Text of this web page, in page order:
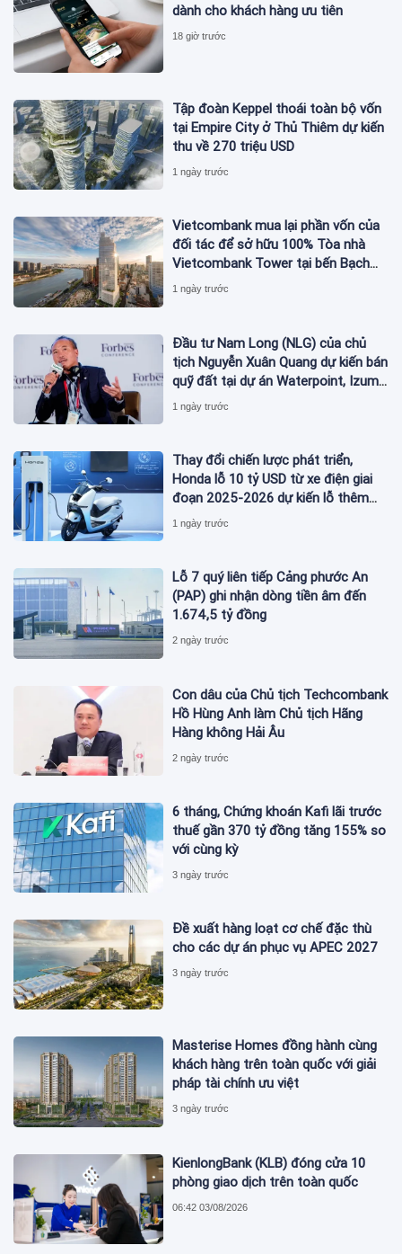
dành cho khách hàng ưu tiên
18 giờ trước
Tập đoàn Keppel thoái toàn bộ vốn
tại Empire City ở Thủ Thiêm dự kiến
thu về 270 triệu USD
1 ngày trước
Vietcombank mua lại phần vốn của
đối tác để sở hữu 100% Tòa nhà
Vietcombank Tower tại bến Bạch
Đằng
1 ngày trước
Đầu tư Nam Long (NLG) của chủ
tịch Nguyễn Xuân Quang dự kiến bán
quỹ đất tại dự án Waterpoint, Izumi
City
1 ngày trước
Thay đổi chiến lược phát triển,
Honda lỗ 10 tỷ USD từ xe điện giai
đoạn 2025-2026 dự kiến lỗ thêm
3,3 tỷ USD giai đoạn 2026-2027
1 ngày trước
Lỗ 7 quý liên tiếp Cảng phước An
(PAP) ghi nhận dòng tiền âm đến
1.674,5 tỷ đồng
2 ngày trước
Con dâu của Chủ tịch Techcombank
Hồ Hùng Anh làm Chủ tịch Hãng
Hàng không Hải Âu
2 ngày trước
6 tháng, Chứng khoán Kafi lãi trước
thuế gần 370 tỷ đồng tăng 155% so
với cùng kỳ
3 ngày trước
Đề xuất hàng loạt cơ chế đặc thù
cho các dự án phục vụ APEC 2027
3 ngày trước
Masterise Homes đồng hành cùng
khách hàng trên toàn quốc với giải
pháp tài chính ưu việt
3 ngày trước
KienlongBank (KLB) đóng cửa 10
phòng giao dịch trên toàn quốc
06:42 03/08/2026